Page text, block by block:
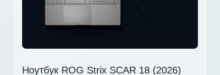
Ноутбук ROG Strix SCAR 18 (2026)